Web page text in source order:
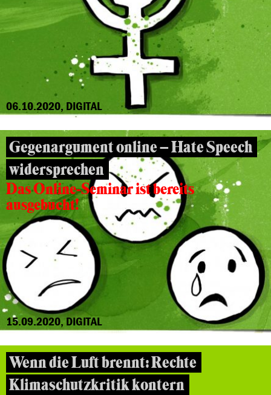
06.10.2020, DIGITAL
Gegenargument online – Hate Speech
widersprechen
Das Online-Seminar ist bereits
ausgebucht!
15.09.2020, DIGITAL
Wenn die Luft brennt: Rechte
Klimaschutzkritik kontern